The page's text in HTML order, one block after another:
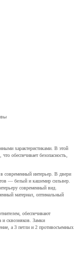
характеристиками. В этой
обеспечивает безопасность,
современный интерьер. В двери
— белый и кашемир сильвер.
современный вид.
материал, оптимальный
обеспечивают
сквозняков. Замки
а 3 петли и 2 противосъемных